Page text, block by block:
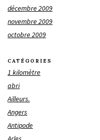
décembre 2009
novembre 2009
octobre 2009
CATÉGORIES
1 kilomètre
abri
Ailleurs.
Angers
Antipode